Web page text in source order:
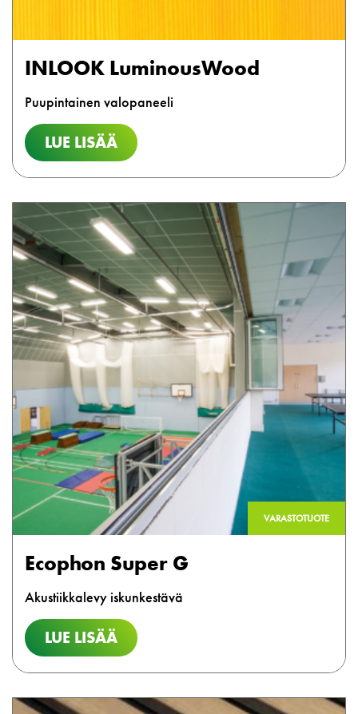
INLOOK LuminousWood
Puupintainen valopaneeli
LUE LISÄÄ
VARASTOTUOTE
Ecophon Super G
Akustiikkalevy iskunkestävä
LUE LISÄÄ